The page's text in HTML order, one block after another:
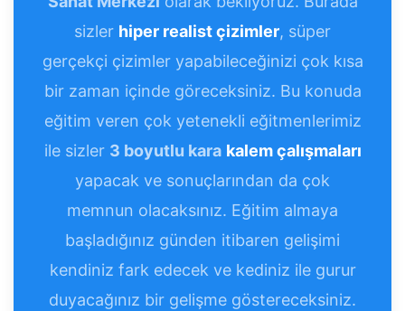
sizler hiper realist çizimler, süper
gerçekçi çizimler yapabileceğinizi çok kısa
bir zaman içinde göreceksiniz. Bu konuda
eğitim veren çok yetenekli eğitmenlerimiz
ile sizler 3 boyutlu kara kalem çalışmaları
yapacak ve sonuçlarından da çok
memnun olacaksınız. Eğitim almaya
başladığınız günden itibaren gelişimi
kendiniz fark edecek ve kediniz ile gurur
duyacağınız bir gelişme göstereceksiniz.